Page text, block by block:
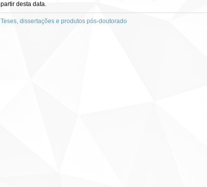
partir desta data.
Teses, dissertações e produtos pós-doutorado